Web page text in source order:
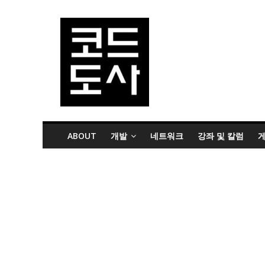
ABOUT 개발 네트워크 강좌 및 칼럼